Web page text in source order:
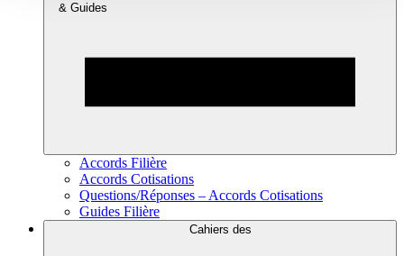
& Guides
Accords Filière
Accords Cotisations
Questions/Réponses – Accords Cotisations
Guides Filière
Cahiers des